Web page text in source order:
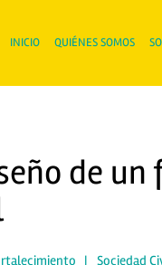
INICIO QUIÉNES SOMOS
de
| Sociedad